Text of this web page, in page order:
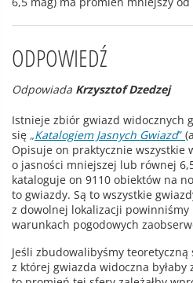
ODPOWIEDŹ
Odpowiada Krzysztof Dzedzej
Istnieje zbiór gwiazd widocznych
się „Katalogiem Jasnych Gwiazd”
Opisuje on praktycznie wszystkie
o jasności mniejszej lub równej
kataloguje on 9110 obiektów na
to gwiazdy. Są to wszystkie
z dowolnej lokalizacji
warunkach pogodowych
Jeśli zbudowalibyśmy teoretyczną
z której gwiazda widoczna byłaby